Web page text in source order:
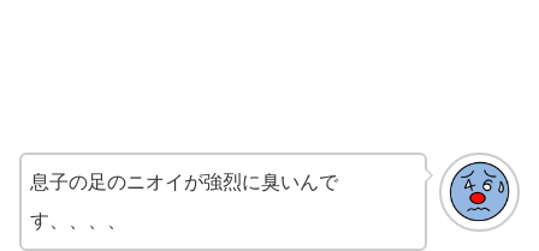
息子の足のニオイが強烈に臭いんで
す、、、、